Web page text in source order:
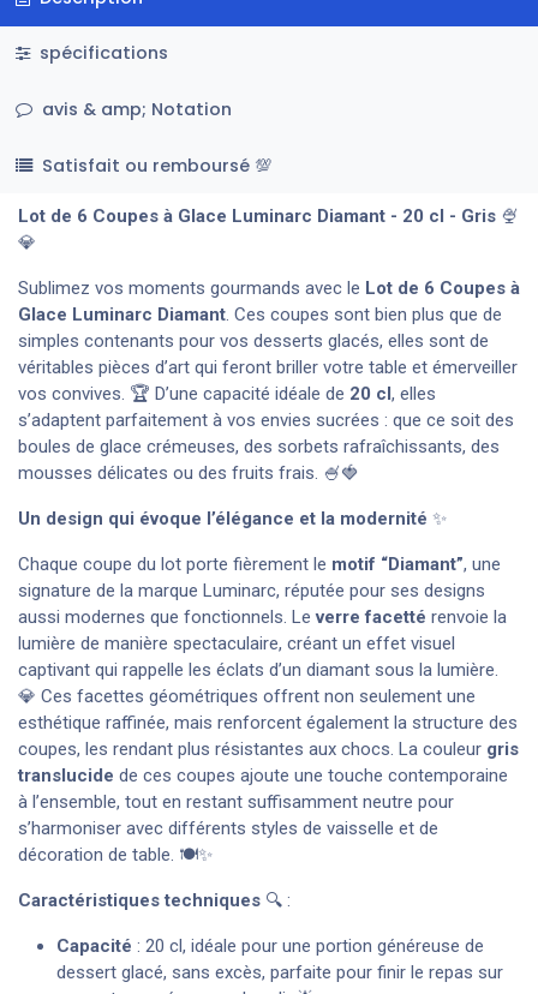
spécifications
avis & amp; Notation
Satisfait ou remboursé 💯
Lot de 6 Coupes à Glace Luminarc Diamant - 20 cl - Gris 🍨
💎
Sublimez vos moments gourmands avec le Lot de 6 Coupes à
Glace Luminarc Diamant. Ces coupes sont bien plus que de
simples contenants pour vos desserts glacés, elles sont de
véritables pièces d’art qui feront briller votre table et émerveiller
vos convives. 🏆 D’une capacité idéale de 20 cl , elles
s’adaptent parfaitement à vos envies sucrées : que ce soit des
boules de glace crémeuses, des sorbets rafraîchissants, des
mousses délicates ou des fruits frais. 🍧🍓
Un design qui évoque l’élégance et la modernité ✨
Chaque coupe du lot porte fièrement le motif “Diamant”, une
signature de la marque Luminarc, réputée pour ses designs
aussi modernes que fonctionnels. Leverre facetté renvoie la
lumière de manière spectaculaire, créant un effet visuel
captivant qui rappelle les éclats d’un diamant sous la lumière.
💎 Ces facettes géométriques offrent non seulement une
esthétique raffinée, mais renforcent également la structure des
coupes, les rendant plus résistantes aux chocs. La couleur gris
translucide de ces coupes ajoute une touche contemporaine
à l’ensemble, tout en restant suffisamment neutre pour
s’harmoniser avec différents styles de vaisselle et de
décoration de table. 🍽️✨
Caractéristiques techniques 🔍 :
Capacité : 20 cl, idéale pour une portion généreuse de
dessert glacé, sans excès, parfaite pour finir le repas sur